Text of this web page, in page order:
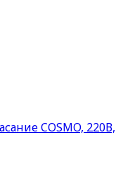
COSMO, 220В,